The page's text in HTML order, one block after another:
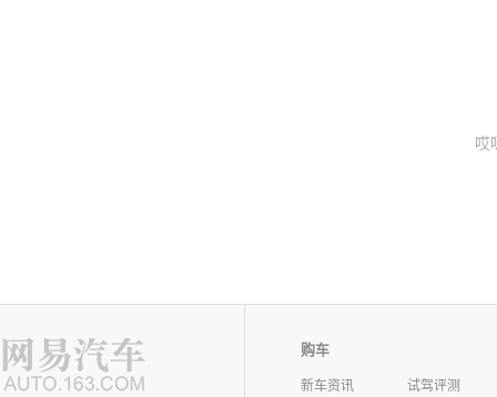
哎
购车
新车资讯
试驾评测